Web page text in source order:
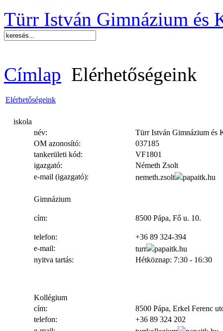
Türr István Gimnázium és
Címlap Elérhetőségeink
Elérhetőségeink
iskola
név:
Türr István Gimnázium és
OM azonosító:
037185
tankerületi kód:
VF1801
igazgató:
Németh Zsolt
e-mail (igazgató):
nemeth.zsolt papaitk.hu
Gimnázium
cím: 8500 Pápa, Fő u. 10.
telefon:
+36 89 324-394
e-mail:
turr
papaitk.hu
nyitva tartás:
Hétköznap: 7:30 - 16:30
Kollégium
cím:
8500 Pápa, Erkel Ferenc
telefon:
+36 89 324 202